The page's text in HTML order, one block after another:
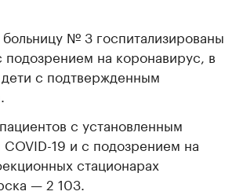
№ 3 госпитализированы
подозрением на коронавирус, в
с подтвержденным
с установленным
COVID-19 и с подозрением на
стационарах
— 2 103.